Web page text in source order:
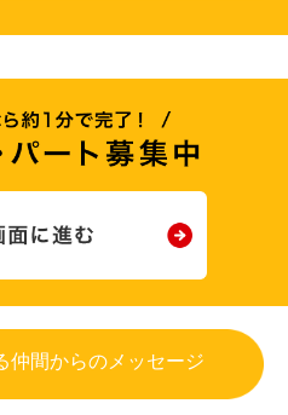
仲間からのメッセージ